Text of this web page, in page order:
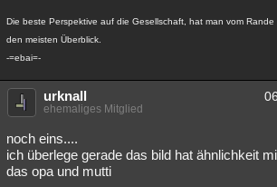
Die beste Perspektive auf die Gesellschaft, hat man vom
den meisten Überblick.
-=ebai=-
urknall
ehemaliges Mitglied
noch eins....
ich überlege gerade das bild hat ähnlichkeit
das opa und mutti